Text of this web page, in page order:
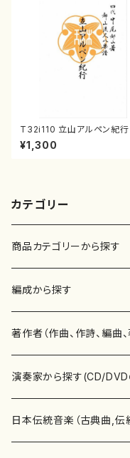
T32i110 立山アルペン紀行
八/初代 石垣征山/尺八/都山
譜）都山流公刊楽譜曲番:559
¥1,300
カテゴリー
商品カテゴリーから探す
楽譜
書籍
書籍
テキストブック
CD・DVD
チケット
編成から探す
邦楽器
箏・琴（ソロ）
箏・琴（合奏）
合唱
混声合唱
歌・声
著作者（作曲、作詩、編曲
あ行
青木省三(アオキ ショウゾウ)
か行
演奏家から探す(CD/
邦楽（箏、三味線、尺八等
日本伝統音楽（古典曲,伝